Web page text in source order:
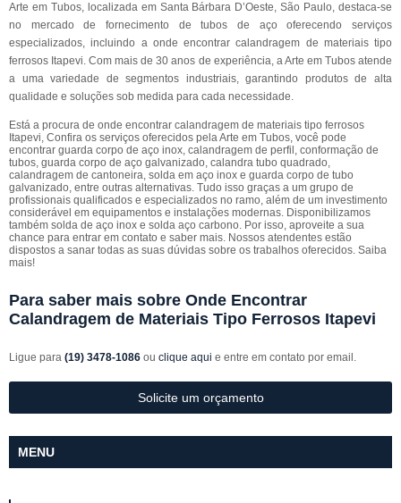
Arte em Tubos, localizada em Santa Bárbara D’Oeste, São Paulo, destaca-se
no mercado de fornecimento de tubos de aço oferecendo serviços
especializados, incluindo a onde encontrar calandragem de materiais tipo
ferrosos Itapevi. Com mais de 30 anos de experiência, a Arte em Tubos atende
a uma variedade de segmentos industriais, garantindo produtos de alta
qualidade e soluções sob medida para cada necessidade.
Está a procura de onde encontrar calandragem de materiais tipo ferrosos
Itapevi, Confira os serviços oferecidos pela Arte em Tubos, você pode
encontrar guarda corpo de aço inox, calandragem de perfil, conformação de
tubos, guarda corpo de aço galvanizado, calandra tubo quadrado,
calandragem de cantoneira, solda em aço inox e guarda corpo de tubo
galvanizado, entre outras alternativas. Tudo isso graças a um grupo de
profissionais qualificados e especializados no ramo, além de um investimento
considerável em equipamentos e instalações modernas. Disponibilizamos
também solda de aço inox e solda aço carbono. Por isso, aproveite a sua
chance para entrar em contato e saber mais. Nossos atendentes estão
dispostos a sanar todas as suas dúvidas sobre os trabalhos oferecidos. Saiba
mais!
Para saber mais sobre Onde Encontrar
Calandragem de Materiais Tipo Ferrosos Itapevi
Ligue para (19) 3478-1086 ou clique aqui e entre em contato por email.
Solicite um orçamento
MENU